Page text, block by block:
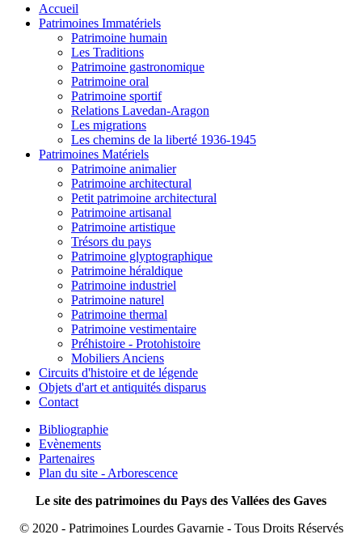
Accueil
Patrimoines Immatériels
Patrimoine humain
Les Traditions
Patrimoine gastronomique
Patrimoine oral
Patrimoine sportif
Relations Lavedan-Aragon
Les migrations
Les chemins de la liberté 1936-1945
Patrimoines Matériels
Patrimoine animalier
Patrimoine architectural
Petit patrimoine architectural
Patrimoine artisanal
Patrimoine artistique
Trésors du pays
Patrimoine glyptographique
Patrimoine héraldique
Patrimoine industriel
Patrimoine naturel
Patrimoine thermal
Patrimoine vestimentaire
Préhistoire - Protohistoire
Mobiliers Anciens
Circuits d'histoire et de légende
Objets d'art et antiquités disparus
Contact
Bibliographie
Evènements
Partenaires
Plan du site - Arborescence
Le site des patrimoines du Pays des Vallées des Gaves
© 2020 - Patrimoines Lourdes Gavarnie - Tous Droits Réservés